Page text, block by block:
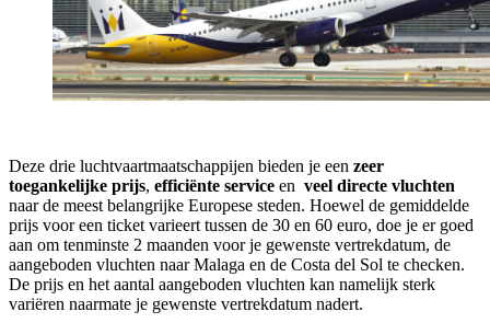
Deze drie luchtvaartmaatschappijen bieden je een zeer
toegankelijke prijs, efficiënte service en veel directe vluchten
naar de meest belangrijke Europese steden. Hoewel de gemiddelde
prijs voor een ticket varieert tussen de 30 en 60 euro, doe je er goed
aan om tenminste 2 maanden voor je gewenste vertrekdatum, de
aangeboden vluchten naar Malaga en de Costa del Sol te checken.
De prijs en het aantal aangeboden vluchten kan namelijk sterk
variëren naarmate je gewenste vertrekdatum nadert.